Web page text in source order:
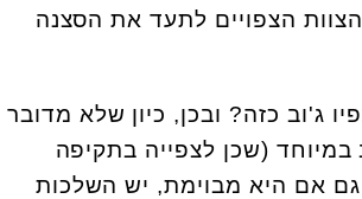
הצפויים לתעד את הסצנה
ג'וב כזה? ובכן, כיון שלא מדובר
(שכן לצפייה בתקיפה
גם אם היא מבוימת, יש השלכות